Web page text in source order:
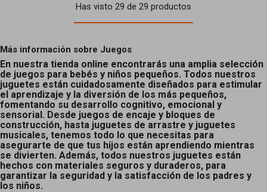
Has visto 29 de 29 productos
Más información sobre Juegos
En nuestra tienda online encontrarás una amplia selección
de juegos para bebés y niños pequeños. Todos nuestros
juguetes están cuidadosamente diseñados para estimular
el aprendizaje y la diversión de los más pequeños,
fomentando su desarrollo cognitivo, emocional y
sensorial. Desde juegos de encaje y bloques de
construcción, hasta juguetes de arrastre y juguetes
musicales, tenemos todo lo que necesitas para
asegurarte de que tus hijos están aprendiendo mientras
se divierten. Además, todos nuestros juguetes están
hechos con materiales seguros y duraderos, para
garantizar la seguridad y la satisfacción de los padres y
los niños.